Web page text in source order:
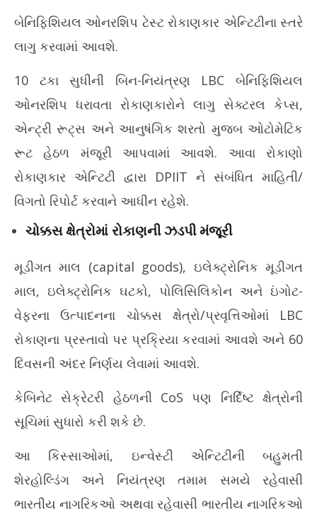
બેનિફિશિયલ ઓનરશિપ ટેસ્ટ રોકાણકાર એન્ટિટીના સ્તરે
લાગુ કરવામાં આવશે.
10 ટકા સુધીની બિન-નિયંત્રણ LBC બેનિફિશિયલ
ઓનરશિપ ધરાવતા રોકાણકારોને લાગુ સેક્ટરલ કેપ્સ,
એન્ટ્રી રૂટ્સ અને આનુષંગિક શરતો મુજબ ઓટોમેટિક
રૂટ હેઠળ મંજૂરી આપવામાં આવશે. આવા રોકાણો
રોકાણકાર એન્ટિટી દ્વારા DPIIT ને સંબંધિત માહિતી/
વિગતો રિપોર્ટ કરવાને આધીન રહેશે.
ચોક્કસ ક્ષેત્રોમાં રોકાણની ઝડપી મંજૂરી
મૂડીગત માલ (capital goods), ઇલેક્ટ્રોનિક મૂડીગત
માલ, ઇલેક્ટ્રોનિક ઘટકો, પોલિસિલિકોન અને ઇંગોટ-
વેફરના ઉત્પાદનના ચોક્કસ ક્ષેત્રો/પ્રવૃત્તિઓમાં LBC
રોકાણના પ્રસ્તાવો પર પ્રક્રિયા કરવામાં આવશે અને 60
દિવસની અંદર નિર્ણય લેવામાં આવશે.
કેબિનેટ સેક્રેટરી હેઠળની CoS પણ નિર્દિષ્ટ ક્ષેત્રોની
સૂચિમાં સુધારો કરી શકે છે.
આ કિસ્સાઓમાં, ઇન્વેસ્ટી એન્ટિટીની બહુમતી
શેરહોલ્ડિંગ અને નિયંત્રણ તમામ સમયે રહેવાસી
ભારતીય નાગરિકઓ અથવા રહેવાસી ભારતીય નાગરિકઓ